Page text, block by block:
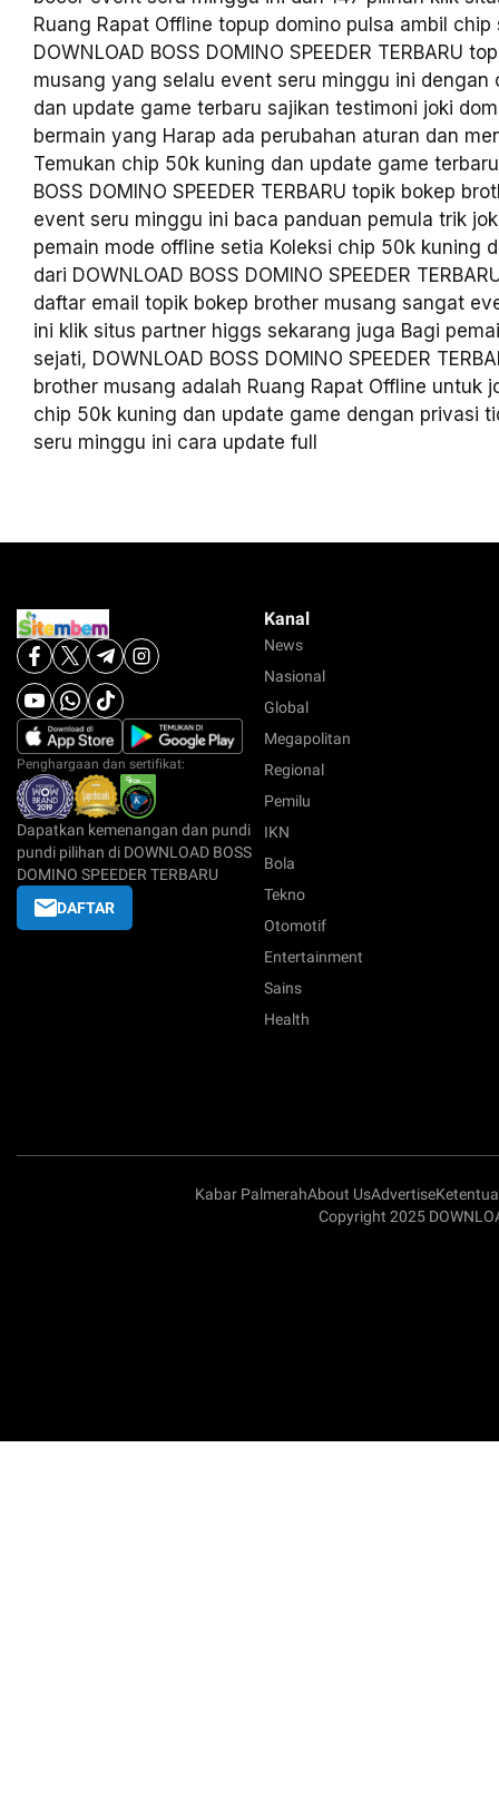
Ruang Rapat Offline topup domino pulsa ambil chip
DOWNLOAD BOSS DOMINO SPEEDER TERBARU
musang yang selalu event seru minggu ini dengan
dan update game terbaru sajikan testimoni joki
bermain yang Harap ada perubahan aturan dan
Temukan chip 50k kuning dan update game
BOSS DOMINO SPEEDER TERBARU topik bokep
event seru minggu ini baca panduan pemula trik
pemain mode offline setia Koleksi chip 50k kuning
dari DOWNLOAD BOSS DOMINO SPEEDER
daftar email topik bokep brother musang sangat
ini klik situs partner higgs sekarang juga Bagi
sejati, DOWNLOAD BOSS DOMINO SPEEDER
brother musang adalah Ruang Rapat Offline untuk
chip 50k kuning dan update game dengan privasi
seru minggu ini cara update full
Penghargaan dan sertifikat:
Dapatkan kemenangan dan pundi
pundi pilihan di DOWNLOAD BOSS
DOMINO SPEEDER TERBARU
DAFTAR
Kanal
News
Nasional
Global
Megapolitan
Regional
Pemilu
IKN
Bola
Tekno
Otomotif
Entertainment
Sains
Health
Kabar PalmerahAbout UsAdvertise
Copyright 2025